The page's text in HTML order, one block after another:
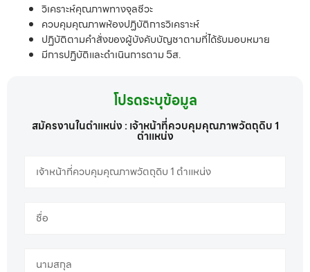
วิเคราะห์คุณภาพทางจุลชีวะ
ควบคุมคุณภาพห้องปฏิบัติการวิเคราะห์
ปฏิบัติตามคำสั่งของผู้บังคับบัญชาตามที่ได้รับมอบหมาย
มีการปฏิบัติและดำเนินการตาม 5ส.
โปรดระบุข้อมูล
สมัครงานในตำแหน่ง : เจ้าหน้าที่ควบคุมคุณภาพวัตถุดิบ 1
ตำแหน่ง